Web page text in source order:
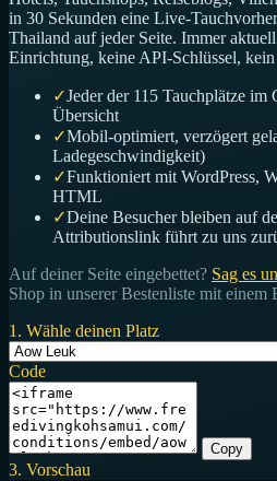
in 30 Sekunden eine Live-
Thailand auf jeder Seite. Immer
Einrichtung, keine API-Schlüssel,
✓Jeder der 115 Tauchplätze im
Übersicht
✓Mobil-optimiert, verzögert
Ladegeschwindigkeit)
✓Funktioniert mit WordPress,
HTML
✓Deine Besucher bleiben auf
Attributionslink führt zu uns
Auf deiner Seite eingebettet? Sag es
Shop in unserer Bestenliste mit einem
1. Wähle deinen Platz
Code
Copy
3. Vorschau